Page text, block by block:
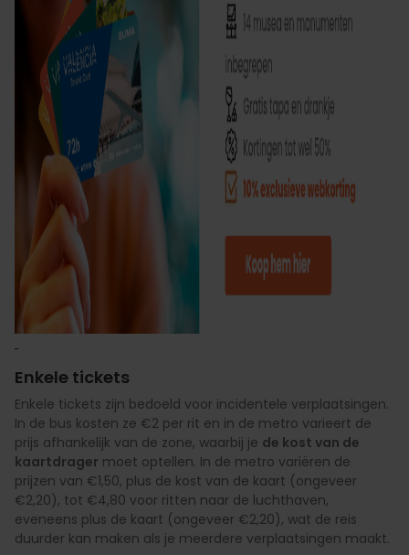
Enkele tickets
Enkele tickets zijn bedoeld voor incidentele verplaatsingen.
In de bus kosten ze €2 per rit en in de metro varieert de
prijs afhankelijk van de zone, waarbij je de kost van de
kaartdrager moet optellen. In de metro variëren de
prijzen van €1,50, plus de kost van de kaart (ongeveer
€2,20), tot €4,80 voor ritten naar de luchthaven,
eveneens plus de kaart (ongeveer €2,20), wat de reis
duurder kan maken als je meerdere verplaatsingen maakt.